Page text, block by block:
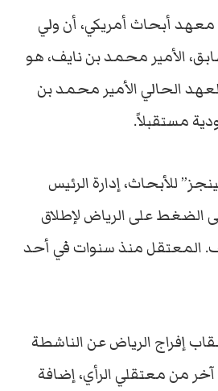
أبحاث أمريكي، أن ولي
الأمير محمد بن نايف، هو
الحالي الأمير محمد بن
مستقبلاً.
للأبحاث، إدارة الرئيس
الضغط على الرياض لإطلاق
المعتقل منذ سنوات في أحد
إفراج الرياض عن الناشطة
من معتقلي الرأي، إضافة